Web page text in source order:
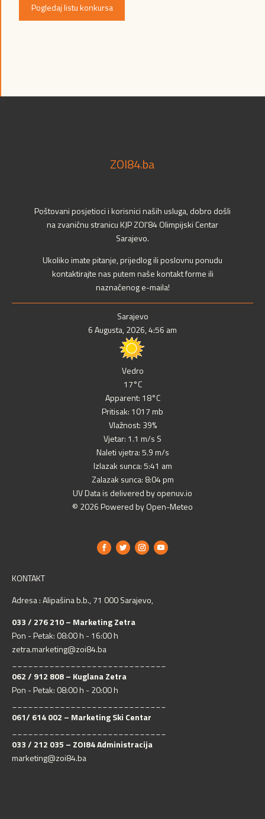
Pogledaj listu konkursa
ZOI84.ba
Poštovani posjetioci i korisnici naših usluga, dobro došli
na zvaničnu stranicu KJP ZOI'84 Olimpijski Centar
Sarajevo.
Ukoliko imate pitanje, prijedlog ili poslovnu ponudu
kontaktirajte nas putem naše kontakt forme ili
naznačenog e-maila!
Sarajevo
6 Augusta, 2026, 4:56 am
Vedro
17°C
Apparent: 18°C
Pritisak: 1017 mb
Vlažnost: 39%
Vjetar: 1.1 m/s S
Naleti vjetra: 5.9 m/s
Izlazak sunca: 5:41 am
Zalazak sunca: 8:04 pm
UV Data is delivered by openuv.io
© 2026 Powered by Open-Meteo
KONTAKT
Adresa : Alipašina b.b., 71 000 Sarajevo,
033 / 276 210 – Marketing Zetra
Pon - Petak: 08:00 h - 16:00 h
zetra.marketing@zoi84.ba
062 / 912 808 – Kuglana Zetra
Pon - Petak: 08:00 h - 20:00 h
061/ 614 002 – Marketing Ski Centar
033 / 212 035 – ZOI84 Administracija
marketing@zoi84.ba